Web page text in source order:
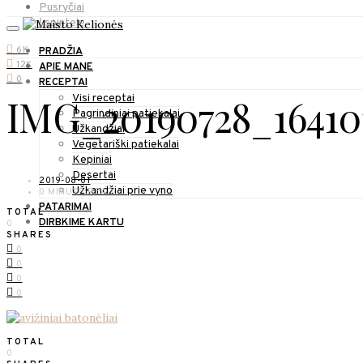
Pusryčiai
Į spintelę
6K
12K
0
PRADŽIA
APIE MANE
RECEPTAI
Visi receptai
Pagrindiniai patiekalai
Užkandžiai
Vegetariški patiekalai
Kepiniai
Desertai
Užkandžiai prie vyno
PATARIMAI
DIRBKIME KARTU
2019-08-01
0 MINUTE READ
TOTAL
0
SHARES
0
0
0
0
TOTAL
0